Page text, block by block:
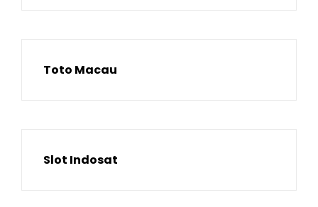
Toto Macau
Slot Indosat